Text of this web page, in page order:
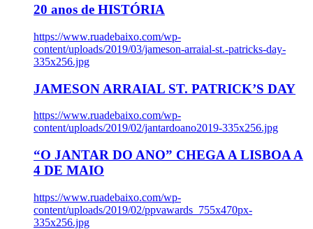
20 anos de HISTÓRIA
https://www.ruadebaixo.com/wp-
content/uploads/2019/03/jameson-arraial-st.-patricks-day-
335x256.jpg
JAMESON ARRAIAL ST. PATRICK’S DAY
https://www.ruadebaixo.com/wp-
content/uploads/2019/02/jantardoano2019-335x256.jpg
“O JANTAR DO ANO” CHEGA A LISBOA A
4 DE MAIO
https://www.ruadebaixo.com/wp-
content/uploads/2019/02/ppvawards_755x470px-
335x256.jpg